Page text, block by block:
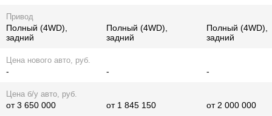
Привод
Полный (4WD),
задний
Полный (4WD),
задний
Полный (4WD),
задний
Цена нового авто, руб.
- - -
Цена б/у авто, руб.
от 3 650 000 от 1 845 150 от 2 000 000